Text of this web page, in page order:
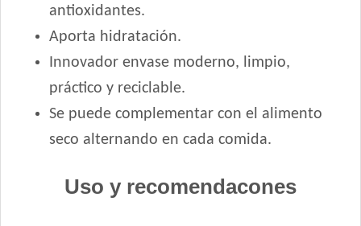
antioxidantes.
Aporta hidratación.
Innovador envase moderno, limpio,
práctico y reciclable.
Se puede complementar con el alimento
seco alternando en cada comida.
Uso y recomendacones